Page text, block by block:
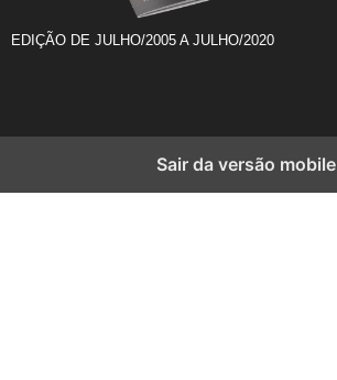
EDIÇÃO DE JULHO/2005 A JULHO/2020
Sair da versão mobile